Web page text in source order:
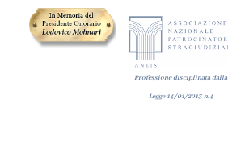
Professione disciplinata dalla
Legge14/01/2013n.4